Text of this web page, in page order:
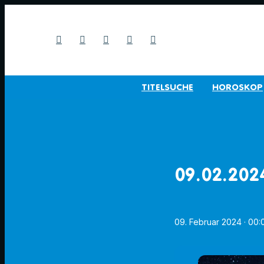
TITELSUCHE HOROSKOP
09. Februar 2024 ·